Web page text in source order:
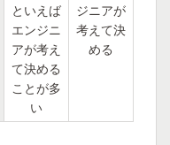
といえば
エンジニ
アが考え
て決める
ことが多
い
ジニアが
考えて決
める